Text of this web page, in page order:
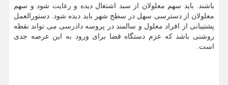
باشند. باید سهم معلولان از سبد اشتغال دیده و رعایت شود و سهم
معلولان از دسترسی سهل در سطح شهر باید دیده شود. دستورالعمل
پشتیبانی از افراد معلول و سالمند در پروسه دادرسی می تواند نقطه
روشنی باشد که عزم دستگاه قضا برای ورود به این عرصه جدی
است.